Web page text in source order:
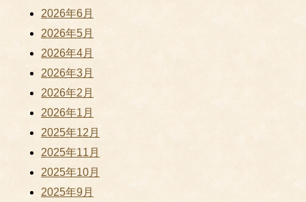
2026年6月
2026年5月
2026年4月
2026年3月
2026年2月
2026年1月
2025年12月
2025年11月
2025年10月
2025年9月